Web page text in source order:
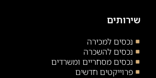
שירותים
נכסים למכירה
נכסים להשכרה
נכסים מסחריים ומשרדים
פרוייקטים חדשים